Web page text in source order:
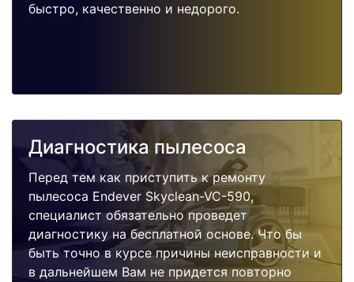
быстро, качественно и недорого.
Диагностика пылесоса
Перед тем как приступить к ремонту
пылесоса Endever Skyclean-VC-590,
специалист обязательно проведет
диагностику на бесплатной основе. Что бы
быть точно в курсе причины неисправности и
в дальнейшем Вам не придется повторно